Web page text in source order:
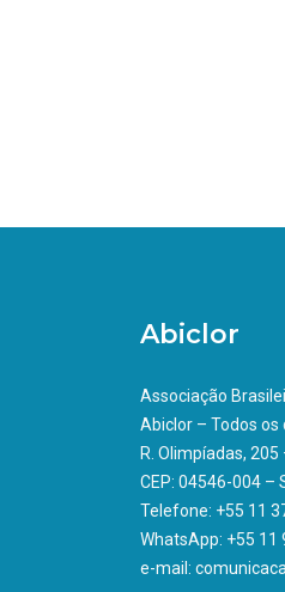
Abiclor
Associação
Abiclor – Todos
R. Olimpíadas,
CEP: 04546-004 –
Telefone: +55 11
WhatsApp: +55 11
e-mail: